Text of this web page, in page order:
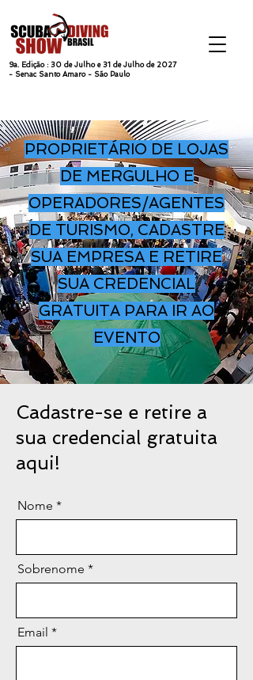
9a. Edição : 30 de Julho e 31 de Julho de 2027
- Senac Santo Amaro - São Paulo
PROPRIETÁRIO DE LOJAS
DE MERGULHO E
OPERADORES/AGENTES
DE TURISMO, CADASTRE
SUA EMPRESA E RETIRE
SUA CREDENCIAL
GRATUITA PARA IR AO
EVENTO
Cadastre-se e retire a
sua credencial gratuita
aqui!
Nome
Sobrenome
Email